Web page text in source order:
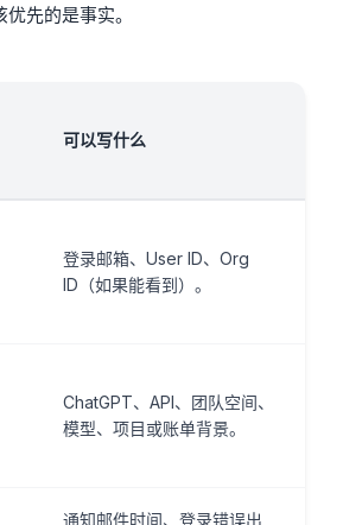
先的是事实。
可以写什么
登录邮箱、User ID、Org
ID（如果能看到）。
ChatGPT、API、团队空间、
模型、项目或账单背景。
通知邮件时间、登录错误出